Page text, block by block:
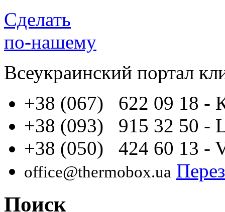
Сделать
по-нашему
Всеукраинский портал
+38 (067) 622 09 18 -
+38 (093) 915 32 50 -
+38 (050) 424 60 13 -
office@thermobox.ua
Поиск